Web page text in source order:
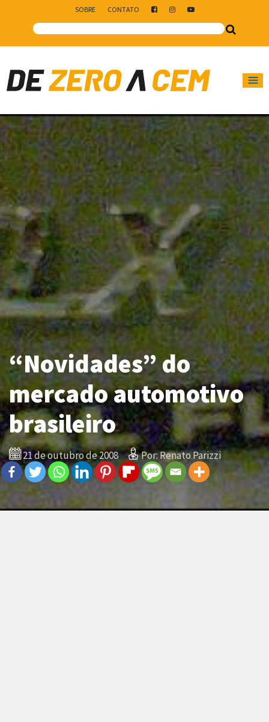
SOBRE CONTATO
Main Navigation
“Novidades” do
mercado automotivo
brasileiro
21 de outubro de 2008 Por: Renato Parizzi